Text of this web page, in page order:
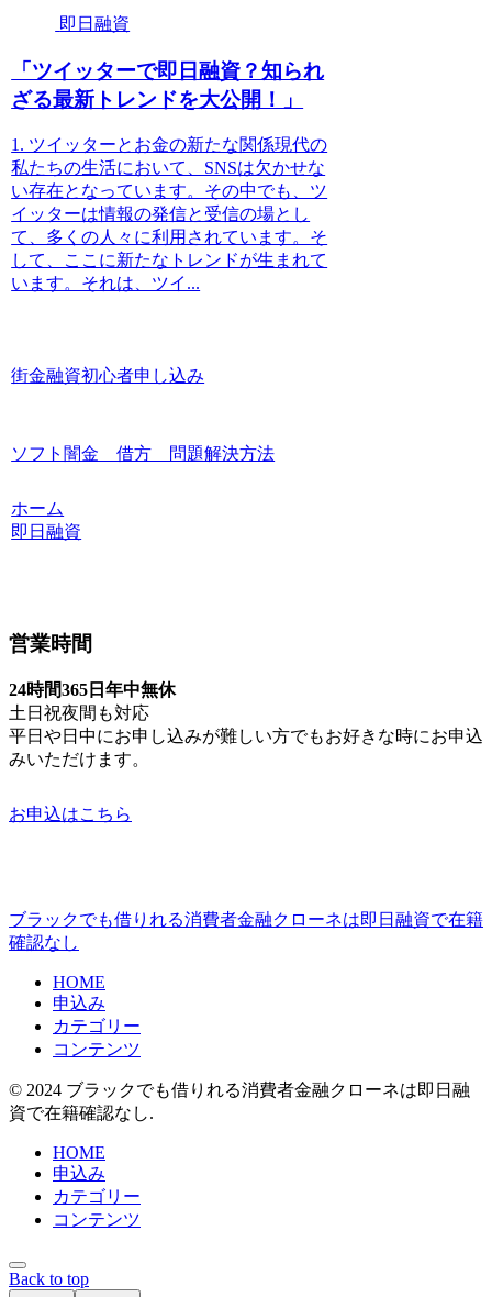
即日融資
「ツイッターで即日融資？知られ
ざる最新トレンドを大公開！」
1. ツイッターとお金の新たな関係現代の
私たちの生活において、SNSは欠かせな
い存在となっています。その中でも、ツ
イッターは情報の発信と受信の場とし
て、多くの人々に利用されています。そ
して、ここに新たなトレンドが生まれて
います。それは、ツイ...
街金融資初心者申し込み
ソフト闇金 借方 問題解決方法
ホーム
即日融資
営業時間
24時間365日年中無休
土日祝夜間も対応
平日や日中にお申し込みが難しい方でもお好きな時にお申込
みいただけます。
お申込はこちら
ブラックでも借りれる消費者金融クローネは即日融資で在籍
確認なし
HOME
申込み
カテゴリー
コンテンツ
© 2024 ブラックでも借りれる消費者金融クローネは即日融
資で在籍確認なし.
HOME
申込み
カテゴリー
コンテンツ
Back to top